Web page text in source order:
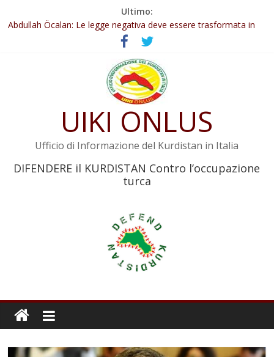
Ultimo:
Il KNK chiede un’azione internazionale contro i crimini di guerra
dell’Iran
Abdullah Öcalan: Le legge negativa deve essere trasformata in
Inizia la seconda fase del processo
Commissione donne del KNK: Şengal è di nuovo sotto minaccia
Non tenere conto della situazione di Rêber Apo ostacolerebbe
l’attuazione della leggeUIKI ONLUS
Ufficio di Informazione del Kurdistan in Italia
DIFENDERE il KURDISTAN Contro l’occupazione
turca